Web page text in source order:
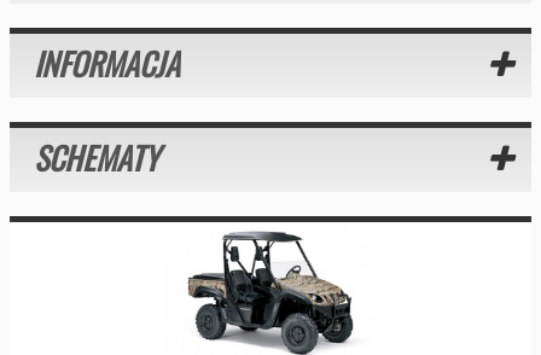
INFORMACJA
SCHEMATY